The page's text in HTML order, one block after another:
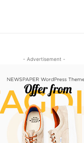
- Advertisement -